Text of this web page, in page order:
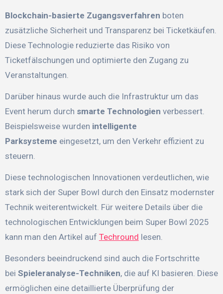
Blockchain-basierte Zugangsverfahren boten
zusätzliche Sicherheit und Transparenz bei Ticketkäufen.
Diese Technologie reduzierte das Risiko von
Ticketfälschungen und optimierte den Zugang zu
Veranstaltungen.
Darüber hinaus wurde auch die Infrastruktur um das
Event herum durch smarte Technologien verbessert.
Beispielsweise wurden intelligente
Parksysteme eingesetzt, um den Verkehr effizient zu
steuern.
Diese technologischen Innovationen verdeutlichen, wie
stark sich der Super Bowl durch den Einsatz modernster
Technik weiterentwickelt. Für weitere Details über die
technologischen Entwicklungen beim Super Bowl 2025
kann man den Artikel auf Techround lesen.
Besonders beeindruckend sind auch die Fortschritte
bei Spieleranalyse-Techniken, die auf KI basieren. Diese
ermöglichen eine detaillierte Überprüfung der